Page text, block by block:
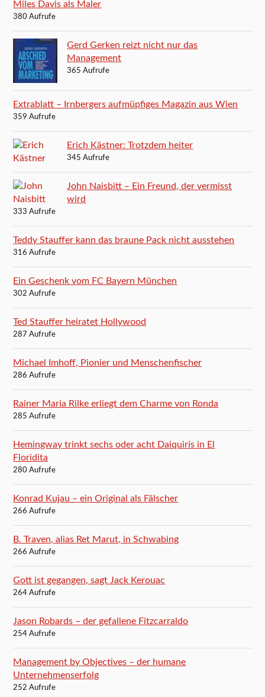
Miles Davis als Maler
380 Aufrufe
Gerd Gerken reizt nicht nur das
Management
365 Aufrufe
Extrablatt – Irnbergers aufmüpfiges Magazin aus Wien
359 Aufrufe
Erich Kästner: Trotzdem heiter
345 Aufrufe
John Naisbitt – Ein Freund, der vermisst
wird
333 Aufrufe
Teddy Stauffer kann das braune Pack nicht ausstehen
316 Aufrufe
Ein Geschenk vom FC Bayern München
302 Aufrufe
Ted Stauffer heiratet Hollywood
287 Aufrufe
Michael Imhoff, Pionier und Menschenfischer
286 Aufrufe
Rainer Maria Rilke erliegt dem Charme von Ronda
285 Aufrufe
Hemingway trinkt sechs oder acht Daiquirís in El
Floridita
280 Aufrufe
Konrad Kujau – ein Original als Fälscher
266 Aufrufe
B. Traven, alias Ret Marut, in Schwabing
266 Aufrufe
Gott ist gegangen, sagt Jack Kerouac
264 Aufrufe
Jason Robards – der gefallene Fitzcarraldo
254 Aufrufe
Management by Objectives – der humane
Unternehmenserfolg
252 Aufrufe